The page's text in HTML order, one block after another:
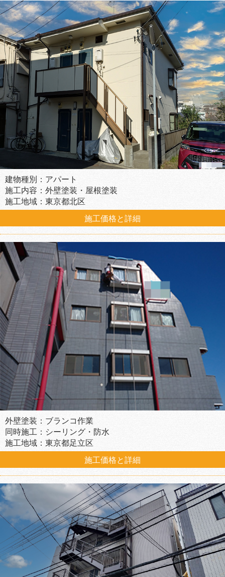
建物種別：アパート
施工内容：外壁塗装・屋根塗装
施工地域：東京都北区
施工価格と詳細
外壁塗装：ブランコ作業
同時施工：シーリング・防水
施工地域：東京都足立区
施工価格と詳細